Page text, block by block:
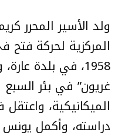
ولد الأسير المحرر
1958، في بلدة
غريون” في بئر
الميكانيكية،
دراسته، وأكمل يونس